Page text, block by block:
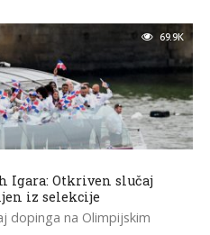
69.9K
Igara: Otkriven slučaj
iz selekcije
dopinga na Olimpijskim